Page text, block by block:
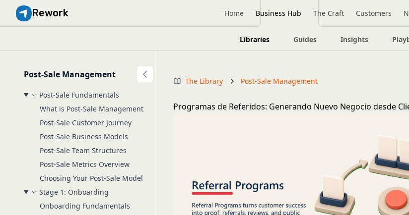
Rework Home Business Hub The Craft Customers
Libraries Guides Insights
Post-Sale Management
Post-Sale Fundamentals
What is Post-Sale Management
Post-Sale Customer Journey
Post-Sale Business Models
Post-Sale Team Structures
Post-Sale Metrics Overview
Choosing Your Post-Sale Model
Stage 1: Onboarding
Onboarding Fundamentals
The Library Post-Sale Management
Programas de Referidos: Generando Nuevo Negocio desde